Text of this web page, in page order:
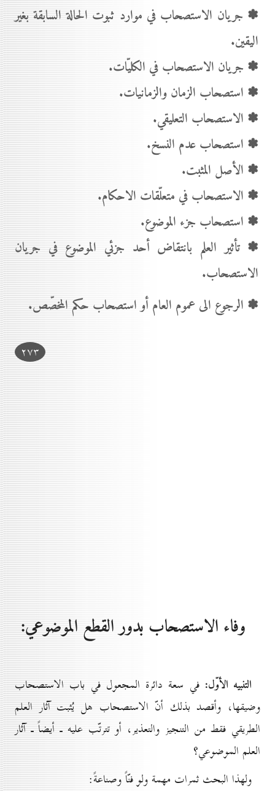
✽ جريان الاستصحاب في موارد ثبوت الحالة السابقة بغير
اليقين.
✽ جريان الاستصحاب في الكليّات.
✽ استصحاب الزمان والزمانيات.
✽ الاستصحاب التعليقي.
✽ استصحاب عدم النسخ.
✽ الأصل المثبت.
✽ الاستصحاب في متعلّقات الاحكام.
✽ استصحاب جزء الموضوع.
✽ تأثير العلم بانتقاض أحد جزئي الموضوع في جريان
الاستصحاب.
✽ الرجوع الى عموم العام أو استصحاب حكم المخصّص.
۲۷۳
وفاء الاستصحاب بدور القطع الموضوعي:
التنبيه الأوّل: في سعة دائرة المجعول في باب الاستصحاب
وضيقها، وأقصد بذلك أنّ الاستصحاب هل يُثبت آثار العلم
الطريقي فقط من التنجيز والتعذير، أو تترتّب عليه ـ أيضاً ـ آثار
العلم الموضوعي؟
ولهذا البحث ثمرات مهمة ولو فنّاً وصناعةً: